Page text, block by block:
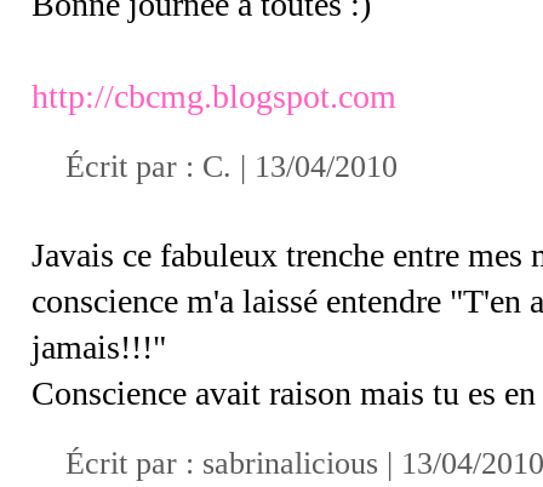
http://cbcmg.blogspot.com
Écrit par : C. | 13/04/2010
Javais ce fabuleux trenche entre
conscience m'a laissé entendre "T'en
jamais!!!"
Conscience avait raison mais tu es
Écrit par : sabrinalicious | 13/04/2010